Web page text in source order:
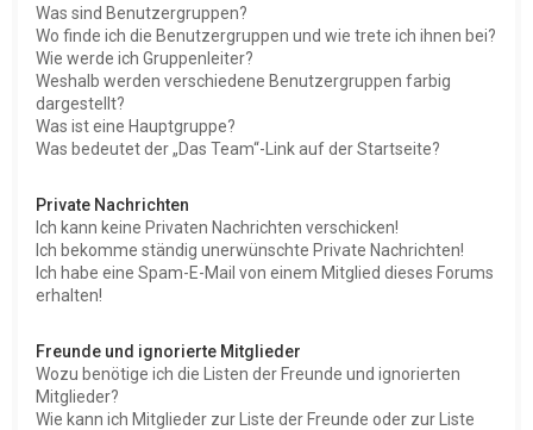
Was sind Benutzergruppen?
Wo finde ich die Benutzergruppen und wie trete ich ihnen bei?
Wie werde ich Gruppenleiter?
Weshalb werden verschiedene Benutzergruppen farbig
dargestellt?
Was ist eine Hauptgruppe?
Was bedeutet der „Das Team“-Link auf der Startseite?
Private Nachrichten
Ich kann keine Privaten Nachrichten verschicken!
Ich bekomme ständig unerwünschte Private Nachrichten!
Ich habe eine Spam-E-Mail von einem Mitglied dieses Forums
erhalten!
Freunde und ignorierte Mitglieder
Wozu benötige ich die Listen der Freunde und ignorierten
Mitglieder?
Wie kann ich Mitglieder zur Liste der Freunde oder zur Liste